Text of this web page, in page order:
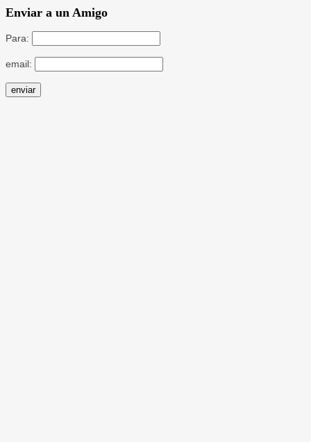
Enviar a un Amigo
Para:
email: